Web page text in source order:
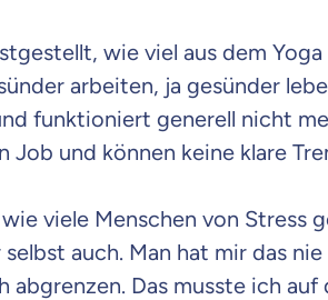
wie viel aus dem
arbeiten, ja gesünder
funktioniert generell nicht
und können keine klare
viele Menschen von Stress
auch. Man hat mir das
abgrenzen. Das musste ich auf